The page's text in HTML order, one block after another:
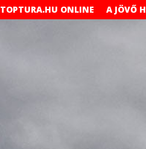
TOPTURA.HU ONLINE A JÖVŐ